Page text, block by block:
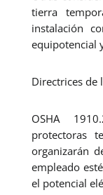
tierra
instalación
equipotencial
Directrices de
OSHA
protectoras
organizarán
empleado
el potencial